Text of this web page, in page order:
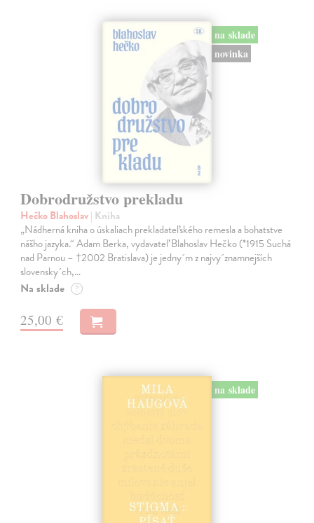
na sklade
novinka
Dobrodružstvo prekladu
Hečko Blahoslav| Kniha
„Nádherná kniha o úskaliach prekladateľského remesla a bohatstve
nášho jazyka.“ Adam Berka, vydavateľ Blahoslav Hečko (*1915 Suchá
nad Parnou – †2002 Bratislava) je jedny´m z najvy´znamnejších
slovensky´ch,…
Na sklade ?
25,00 €
na sklade